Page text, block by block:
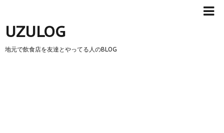
UZULOG
地元で飲食店を友達とやってる人のBLOG